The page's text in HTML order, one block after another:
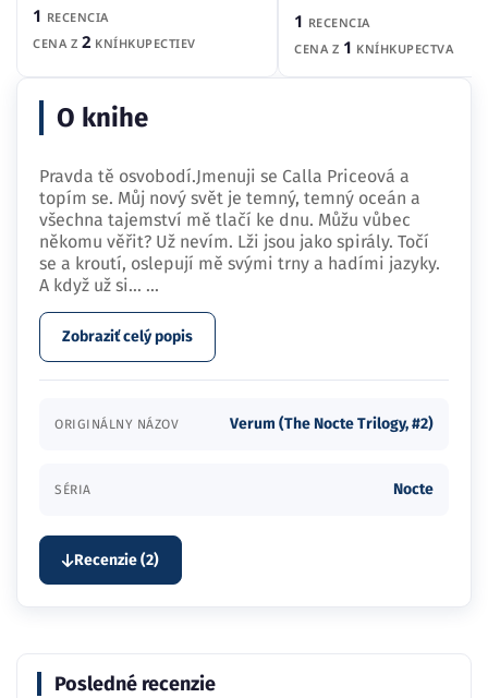
1 RECENCIA
CENA Z 2 KNÍHKUPECTIEV
1 RECENCIA
CENA Z 1 KNÍHKUPECTVA
O knihe
Pravda tě osvobodí.Jmenuji se Calla Priceová a
topím se. Můj nový svět je temný, temný oceán a
všechna tajemství mě tlačí ke dnu. Můžu vůbec
někomu věřit? Už nevím. Lži jsou jako spirály. Točí
se a kroutí, oslepují mě svými trny a hadími jazyky.
A když už si… ...
Zobraziť celý popis
ORIGINÁLNY NÁZOV Verum (The Nocte Trilogy, #2)
SÉRIA Nocte
Recenzie (2)
Posledné recenzie